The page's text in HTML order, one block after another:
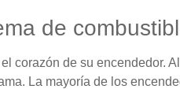
de
corazón de su encendedor.
La mayoría de los